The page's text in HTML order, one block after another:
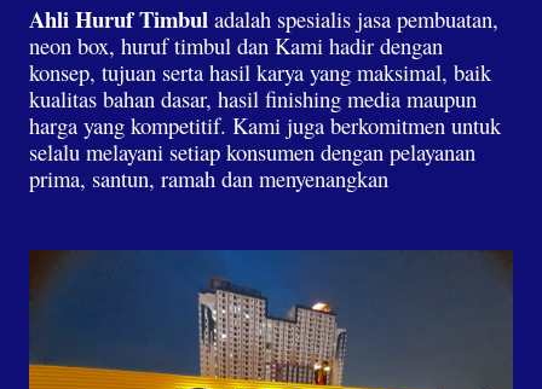
Ahli Huruf Timbul adalah spesialis jasa pembuatan,
neon box, huruf timbul dan Kami hadir dengan
konsep, tujuan serta hasil karya yang maksimal, baik
kualitas bahan dasar, hasil finishing media maupun
harga yang kompetitif. Kami juga berkomitmen untuk
selalu melayani setiap konsumen dengan pelayanan
prima, santun, ramah dan menyenangkan